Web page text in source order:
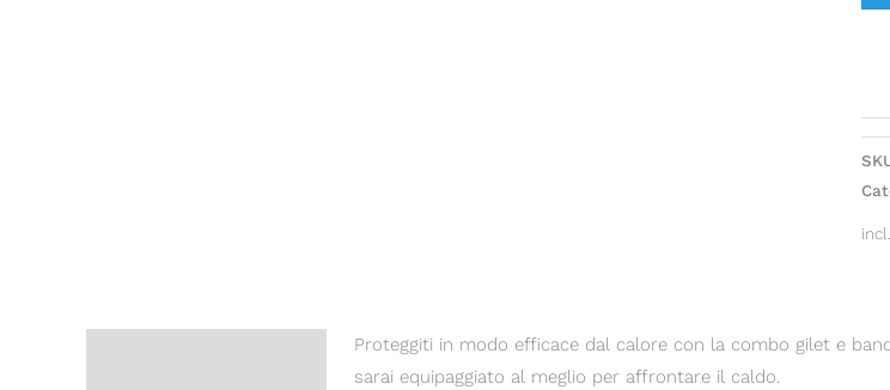
Proteggiti in modo efficace dal calore con la combo gilet e
sarai equipaggiato al meglio per affrontare il caldo.